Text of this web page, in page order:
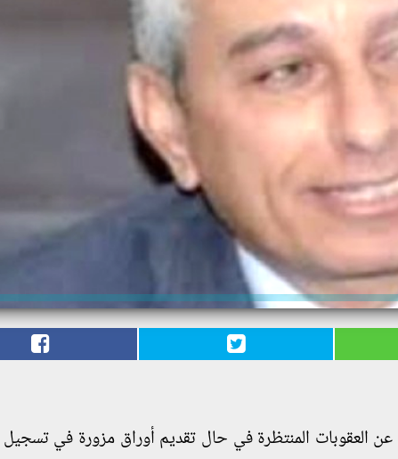
عن العقوبات المنتظرة في حال تقديم أوراق مزورة في تسجيل